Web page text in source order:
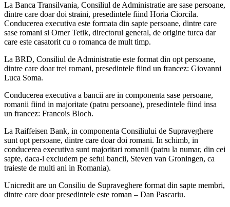
La Banca Transilvania, Consiliul de Administratie are sase persoane,
dintre care doar doi straini, presedintele fiind Horia Ciorcila.
Conducerea executiva este formata din sapte persoane, dintre care
sase romani si Omer Tetik, directorul general, de origine turca dar
care este casatorit cu o romanca de mult timp.
La BRD, Consiliul de Administratie este format din opt persoane,
dintre care doar trei romani, presedintele fiind un francez: Giovanni
Luca Soma.
Conducerea executiva a bancii are in componenta sase persoane,
romanii fiind in majoritate (patru persoane), presedintele fiind insa
un francez: Francois Bloch.
La Raiffeisen Bank, in componenta Consiliului de Supraveghere
sunt opt persoane, dintre care doar doi romani. In schimb, in
conducerea executiva sunt majoritari romanii (patru la numar, din cei
sapte, daca-l excludem pe seful bancii, Steven van Groningen, ca
traieste de multi ani in Romania).
Unicredit are un Consiliu de Supraveghere format din sapte membri,
dintre care doar presedintele este roman – Dan Pascariu.